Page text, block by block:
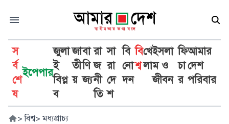
স
র্ব
শে
ষ
ইপেপার
জুলা
ই
বিপ্ল
ব
জা
তী
য়
বা
ণি
জ্য
রা
জ
নী
তি
সা
রা
দে
শ
বি
নো
দন
বি
শ্ব
খে
লা
ইসলা
ম ও
জীবন
ফি
চা
র
আমার
দেশ
পরিবার
> বিশ্ব> মধ্যপ্রাচ্য